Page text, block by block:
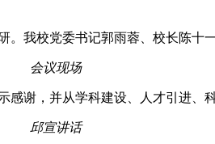
我校党委书记郭雨蓉、校长陈十
会议现场
谢，并从学科建设、人才引进、
邱宣讲话